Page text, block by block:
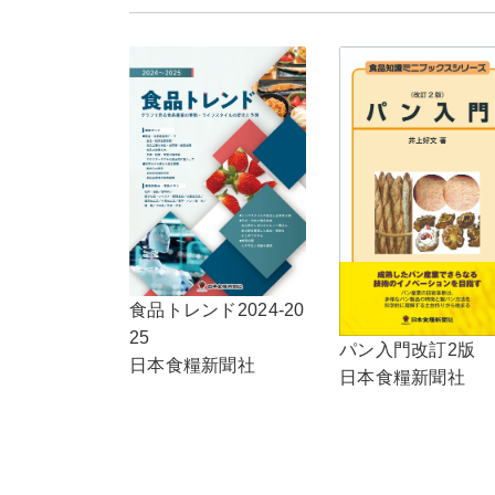
食品トレンド2024-20
25
日本食糧新聞社
パン入門改訂2版
日本食糧新聞社